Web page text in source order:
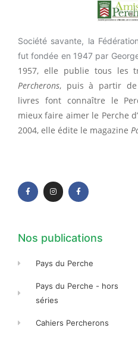
Société savante, la
fut fondée en 1947 par
1957, elle publie tous les
Percherons, puis à partir de
livres font connaître le
mieux faire aimer le Perche
2004, elle édite le magazine
c
e
b
o
s
t
a
g
c
e
b
o
Nos publications
Pays du Perche
Pays du Perche - hors
séries
Cahiers Percherons